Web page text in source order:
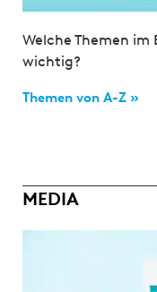
Welche Themen
wichtig?
Themen von A-Z »
MEDIA